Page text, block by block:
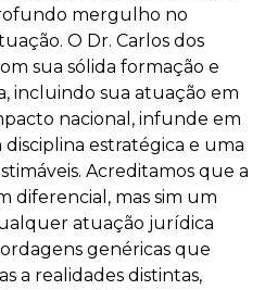
mergulho no
O Dr. Carlos dos
sua sólida formação e
incluindo sua atuação em
nacional, infunde em
estratégica e uma
Acreditamos que a
diferencial, mas sim um
atuação jurídica
genéricas que
a realidades distintas,